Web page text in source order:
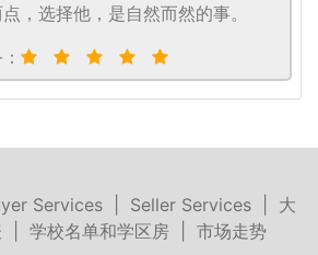
，选择他，是自然而然的事。
Services| Seller Services| 大
学校名单和学区房 市场走势